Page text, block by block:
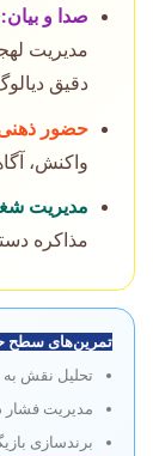
صدا و بیان:
مدیریت
دقیق
حضور
واکنش،
مدیریت
مذاکره
تمرین‌های سطح
تحلیل نقش
مدیریت فشار
برندسازی